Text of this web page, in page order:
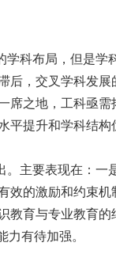
科布局，但是学
后，交叉学科发
席之地，工科亟
提升和学科结构
主要表现在：一
效的激励和约束
教育与专业教育
有待加强。